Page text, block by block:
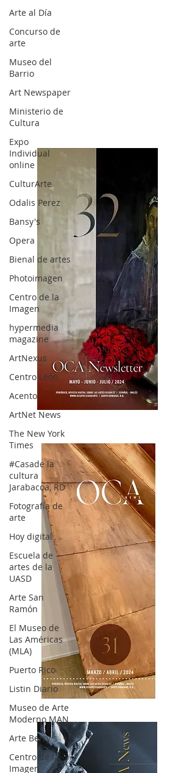
Arte al Día
Concurso de
arte
Museo del
Barrio
Art Newspaper
Ministerio de
Cultura
Expo
Individual
online
CulturArte
Odalis Perez
Bansy's
Opera
Bienal de artes
Photoimagen
Centro de la
Imagen
hypermedia
magazine
ArtNexus
Centro León
Acento
ArtNet News
The New York
Times
#Casade la
cultura
Jarabacoa, RD
Fotografía de
arte
Hoy digital
Escuela de
artes de la
UASD
Arte San
Ramón
El Museo de
Las Américas
(MLA)
Puerto Rico
Listin Diario
Museo de Arte
Moderno MAN
Arte Berry's
Centro de la
Imagen
OCA|News 32/ Mayo-Junio-Julio, 2023
OCA|News 31 / Marzo-Abril / 2024